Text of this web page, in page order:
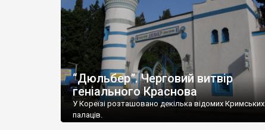
“Дюльбер”. Черговий витвір
геніального Краснова
У Кореїзі розташовано декілька відомих Кримських
палаців.